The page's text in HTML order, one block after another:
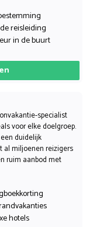
reisleiding
in de buurt
specialist
voor elke doelgroep.
duidelijk
al miljoenen reizigers
ruim aanbod met
hotels